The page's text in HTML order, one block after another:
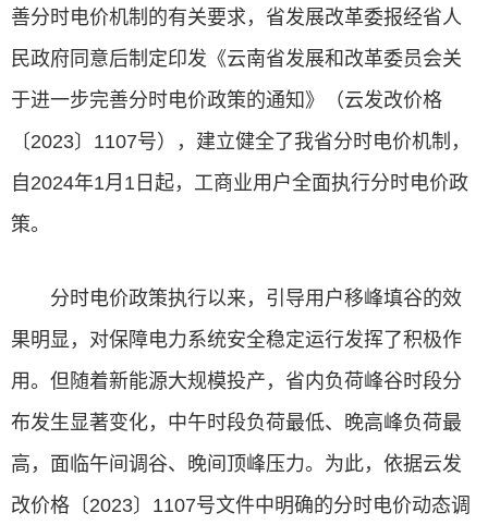
善分时电价机制的有关要求，省发展改革委报经省人
民政府同意后制定印发《云南省发展和改革委员会关
于进一步完善分时电价政策的通知》（云发改价格
〔2023〕1107号），建立健全了我省分时电价机制，
自2024年1月1日起，工商业用户全面执行分时电价政
策。
分时电价政策执行以来，引导用户移峰填谷的效
果明显，对保障电力系统安全稳定运行发挥了积极作
用。但随着新能源大规模投产，省内负荷峰谷时段分
布发生显著变化，中午时段负荷最低、晚高峰负荷最
高，面临午间调谷、晚间顶峰压力。为此，依据云发
改价格〔2023〕1107号文件中明确的分时电价动态调